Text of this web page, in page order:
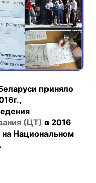
приняло
(ЦТ) в 2016
на Национальном